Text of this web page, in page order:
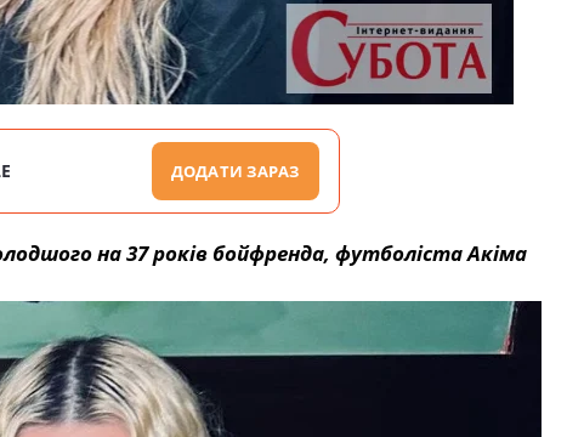
ДОДАТИ ЗАРАЗ
на 37 років бойфренда, футболіста Акіма